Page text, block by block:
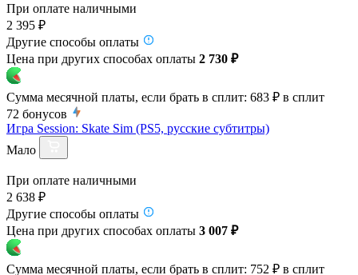
При оплате наличными
2 395 ₽
Другие способы оплаты
Цена при других способах оплаты 2 730 ₽
Сумма месячной платы, если брать в сплит: 683 ₽ в сплит
72 бонусов
Игра Session: Skate Sim (PS5, русские субтитры)
Мало
При оплате наличными
2 638 ₽
Другие способы оплаты
Цена при других способах оплаты 3 007 ₽
Сумма месячной платы, если брать в сплит: 752 ₽ в сплит